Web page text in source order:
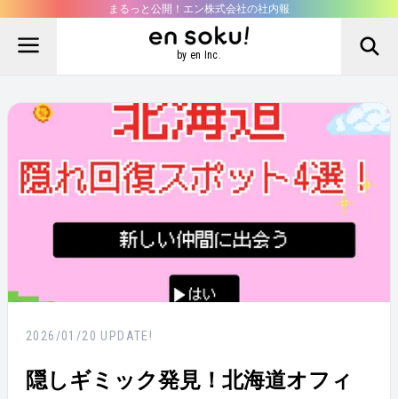
まるっと公開！エン株式会社の社内報
by en Inc.
2026/01/20 UPDATE!
隠しギミック発見！北海道オフィ